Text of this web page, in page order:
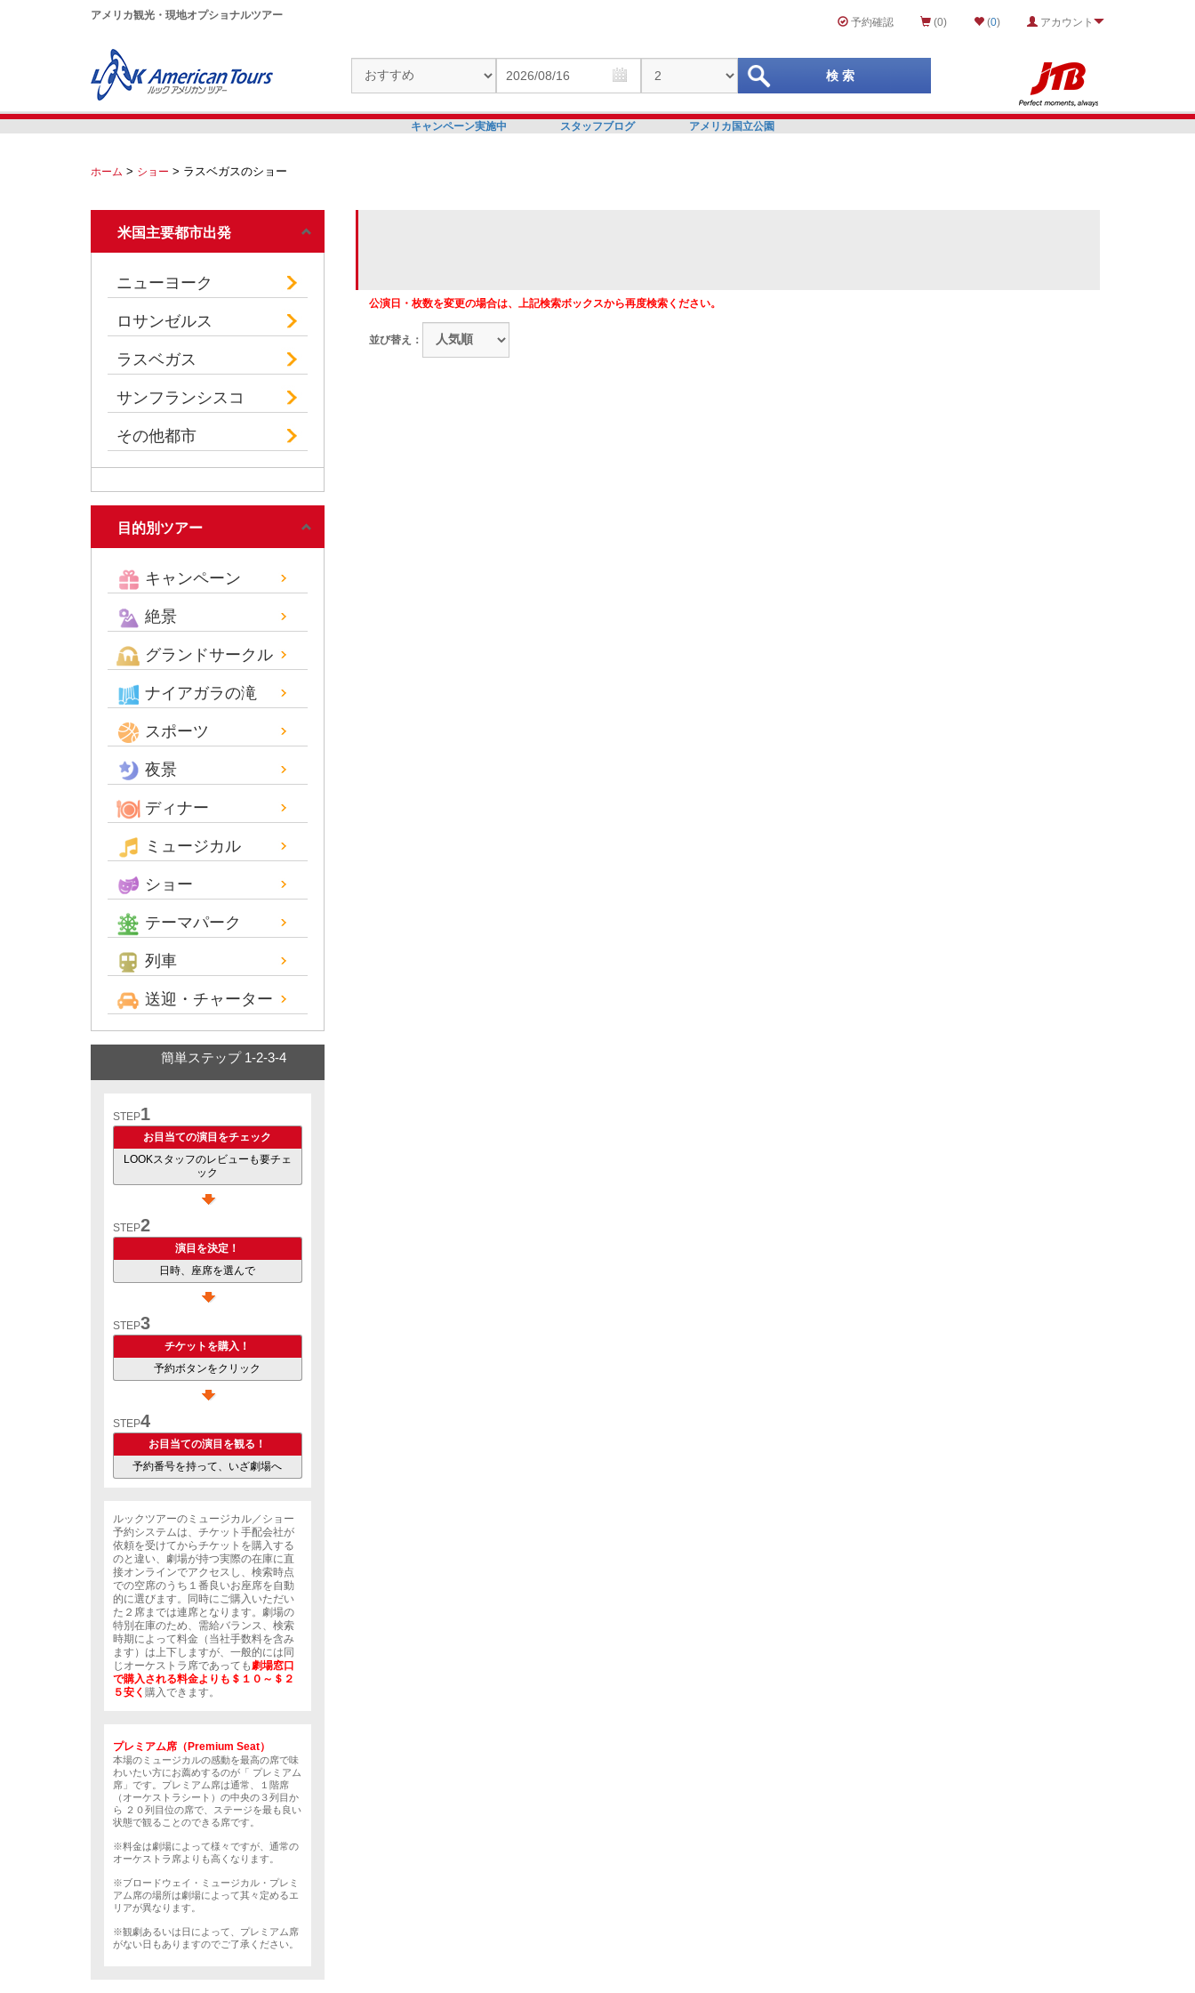
アメリカ観光・現地オプショナルツアー
予約確認 (0) (0) アカウント
キャンペーン実施中 スタッフブログ アメリカ国立公園
ホーム > ショー > ラスベガスのショー
米国主要都市出発
ニューヨーク
ロサンゼルス
ラスベガス
サンフランシスコ
その他都市
目的別ツアー
キャンペーン
絶景
グランドサークル
ナイアガラの滝
スポーツ
夜景
ディナー
ミュージカル
ショー
テーマパーク
列車
送迎・チャーター
簡単ステップ 1-2-3-4
STEP1
お目当ての演目をチェック
LOOKスタッフのレビューも要チェ
ック
STEP2
演目を決定！
日時、座席を選んで
STEP3
チケットを購入！
予約ボタンをクリック
STEP4
お目当ての演目を観る！
予約番号を持って、いざ劇場へ
ルックツアーのミュージカル／ショー
予約システムは、チケット手配会社が
依頼を受けてからチケットを購入する
のと違い、劇場が持つ実際の在庫に直
接オンラインでアクセスし、検索時点
での空席のうち１番良いお座席を自動
的に選びます。同時にご購入いただい
た２席までは連席となります。劇場の
特別在庫のため、需給バランス、検索
時期によって料金（当社手数料を含み
ます）は上下しますが、一般的には同
じオーケストラ席であっても劇場窓口
で購入される料金よりも＄１０～＄２
５安く 購入できます。
プレミアム席（Premium Seat）
本場のミュージカルの感動を最高の席で味
わいたい方にお薦めするのが「 プレミアム
席」です。プレミアム席は通常、１階席
（オーケストラシート）の中央の３列目か
ら ２０列目位の席で、ステージを最も良い
状態で観ることのできる席です。
※料金は劇場によって様々ですが、通常の
オーケストラ席よりも高くなります。
※ブロードウェイ・ミュージカル・プレミ
アム席の場所は劇場によって其々定めるエ
リアが異なります。
※観劇あるいは日によって、プレミアム席
がない日もありますのでご了承ください。
公演日・枚数を変更の場合は、上記検索ボックスから再度検索ください。
並び替え：